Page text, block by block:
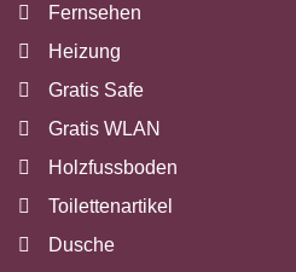
Fernsehen
Heizung
Gratis Safe
Gratis WLAN
Holzfussboden
Toilettenartikel
Dusche